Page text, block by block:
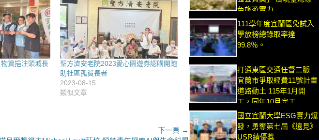
資挹注頭城長
聖方濟安老院2023愛心園遊券認購開跑
助社區孤貧長者
2023-08-15
類似文章
下一頁 →
色旅遊實力
111學年度宜蘭區免試入
學放榜總錄取率達
99.8％。
打通東區交通任督二脈
宜蘭市爭取經費11號計畫
道路動土 115年1月開
工，同年10月完工
國立宜蘭大學ESG實力爆
發，勇奪第七屆《遠見》
USR績優獎